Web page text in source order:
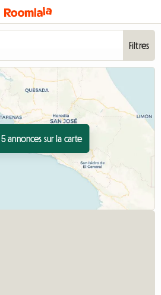
Filtres
annonces sur la carte